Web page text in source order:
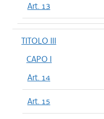
Art. 13
TITOLO III
CAPO I
Art. 14
Art. 15